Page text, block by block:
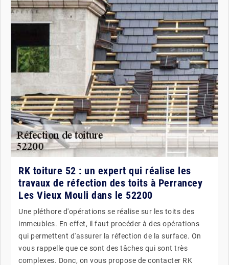
RK toiture 52 : un expert qui réalise les
travaux de réfection des toits à Perrancey
Les Vieux Mouli dans le 52200
Une pléthore d'opérations se réalise sur les toits des
immeubles. En effet, il faut procéder à des opérations
qui permettent d'assurer la réfection de la surface. On
vous rappelle que ce sont des tâches qui sont très
complexes. Donc, on vous propose de contacter RK